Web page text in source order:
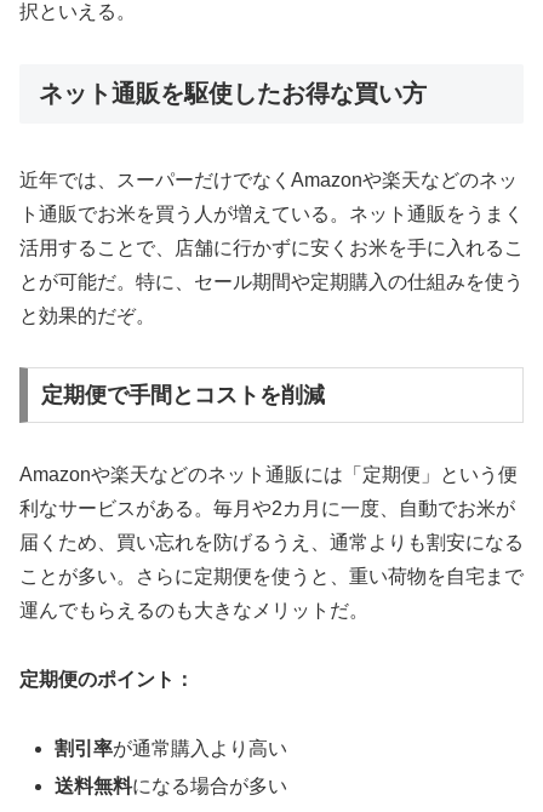
択といえる。
ネット通販を駆使したお得な買い方
近年では、スーパーだけでなくAmazonや楽天などのネッ
ト通販でお米を買う人が増えている。ネット通販をうまく
活用することで、店舗に行かずに安くお米を手に入れるこ
とが可能だ。特に、セール期間や定期購入の仕組みを使う
と効果的だぞ。
定期便で手間とコストを削減
Amazonや楽天などのネット通販には「定期便」という便
利なサービスがある。毎月や2カ月に一度、自動でお米が
届くため、買い忘れを防げるうえ、通常よりも割安になる
ことが多い。さらに定期便を使うと、重い荷物を自宅まで
運んでもらえるのも大きなメリットだ。
定期便のポイント：
割引率が通常購入より高い
送料無料になる場合が多い